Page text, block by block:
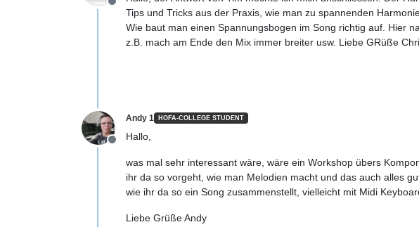
OfflineTips und Tricks aus der Praxis, wie man zu spannenden
Wie baut man einen Spannungsbogen im Song richtig auf. Hier
z.B. mach am Ende den Mix immer breiter usw. Liebe GRüße
Offline
Andy 1 HOFA-COLLEGE STUDENT
Hallo,
was mal sehr interessant wäre, wäre ein Workshop übers
ihr da so vorgeht, wie man Melodien macht und das auch alles
wie ihr da so ein Song zusammenstellt, vielleicht mit Midi
Liebe Grüße Andy